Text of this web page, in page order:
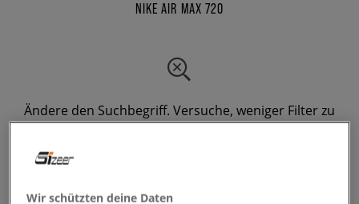
NIKE AIR MAX 720
Ändere den Suchbegriff. Versuche, weniger Filter zu
verwenden.
Wir schützten deine Daten